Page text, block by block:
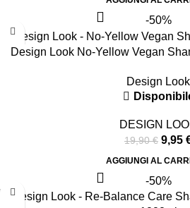
-50%
Design Look No-Yellow Vegan
Design Look
DESIGN
19,90€ 9,95
AGGIUNGI AL
-50%